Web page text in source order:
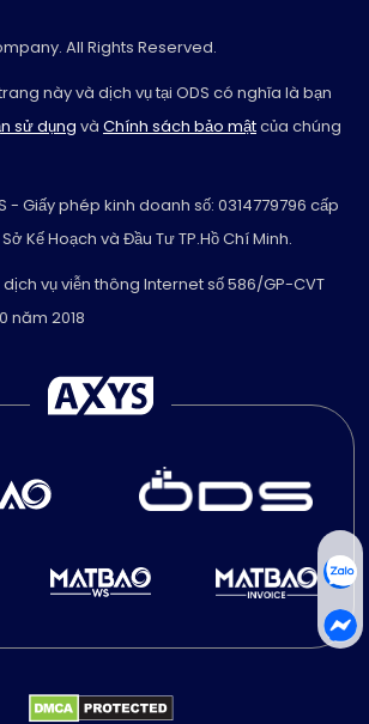
All Rights Reserved.
này và dịch vụ tại ODS có nghĩa là bạn
sử dụng và Chính sách bảo mậtcủa chúng
- Giấy phép kinh doanh số: 0314779796 cấp
Kế Hoạch và Đầu Tư TP.Hồ Chí Minh.
vụ viễn thông Internet số 586/GP-CVT
năm 2018